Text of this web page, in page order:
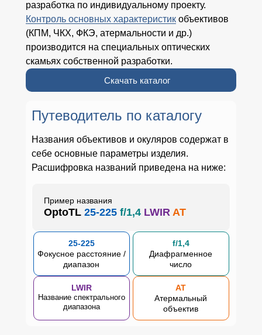
разработка по индивидуальному проекту.
Контроль основных характеристик объективов
(КПМ, ЧКХ, ФКЭ, атермальности и др.)
производится на специальных оптических
скамьях собственной разработки.
Скачать каталог
Путеводитель по каталогу
Названия объективов и окуляров содержат в
себе основные параметры изделия.
Расшифровка названий приведена на ниже:
Пример названия
OptoTL 25-225 f/1,4 LWIR AT
25-225
Фокусное расстояние /
диапазон
f/1,4
Диафрагменное
число
LWIR
Название спектрального
диапазона
AT
Атермальный
объектив